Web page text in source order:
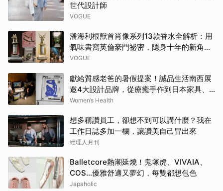
世代設計師
VOGUE
潘海利根獸首肖像系列13款香水全解析：用
氣味書寫英倫豪門祕密，隱身十年的新角色
終於現身
VOGUE
獻給質感老爸的暑假提案！誠品生活南西展
邀4大設計品牌，從療癒手作到日本家具、
AI好禮寵愛全家 | Women's Health
Women’s Health
想多稱讚員工，卻想不到可以講什麼？我在
工作日誌多加一欄，讓讚美自己冒出來
經理人月刊
Balletcore熱潮延燒！鬼塚虎、VIVAIA、
COS…優雅舒適又夢幻，每雙都想包色
Japaholic